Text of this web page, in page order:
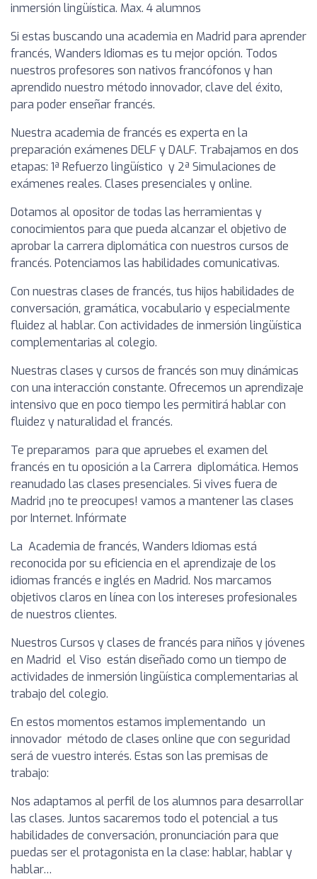
inmersión lingüística. Max. 4 alumnos
Si estas buscando una academia en Madrid para aprender
francés, Wanders Idiomas es tu mejor opción. Todos
nuestros profesores son nativos francófonos y han
aprendido nuestro método innovador, clave del éxito,
para poder enseñar francés.
Nuestra academia de francés es experta en la
preparación exámenes DELF y DALF. Trabajamos en dos
etapas: 1ª Refuerzo lingüístico y 2ª Simulaciones de
exámenes reales. Clases presenciales y online.
Dotamos al opositor de todas las herramientas y
conocimientos para que pueda alcanzar el objetivo de
aprobar la carrera diplomática con nuestros cursos de
francés. Potenciamos las habilidades comunicativas.
Con nuestras clases de francés, tus hijos habilidades de
conversación, gramática, vocabulario y especialmente
fluidez al hablar. Con actividades de inmersión lingüística
complementarias al colegio.
Nuestras clases y cursos de francés son muy dinámicas
con una interacción constante. Ofrecemos un aprendizaje
intensivo que en poco tiempo les permitirá hablar con
fluidez y naturalidad el francés.
Te preparamos para que apruebes el examen del
francés en tu oposición a la Carrera diplomática. Hemos
reanudado las clases presenciales. Si vives fuera de
Madrid ¡no te preocupes! vamos a mantener las clases
por Internet. Infórmate
La Academia de francés, Wanders Idiomas está
reconocida por su eficiencia en el aprendizaje de los
idiomas francés e inglés en Madrid. Nos marcamos
objetivos claros en línea con los intereses profesionales
de nuestros clientes.
Nuestros Cursos y clases de francés para niños y jóvenes
en Madrid el Viso están diseñado como un tiempo de
actividades de inmersión lingüística complementarias al
trabajo del colegio.
En estos momentos estamos implementando un
innovador método de clases online que con seguridad
será de vuestro interés. Estas son las premisas de
trabajo:
Nos adaptamos al perfil de los alumnos para desarrollar
las clases. Juntos sacaremos todo el potencial a tus
habilidades de conversación, pronunciación para que
puedas ser el protagonista en la clase: hablar, hablar y
hablar…